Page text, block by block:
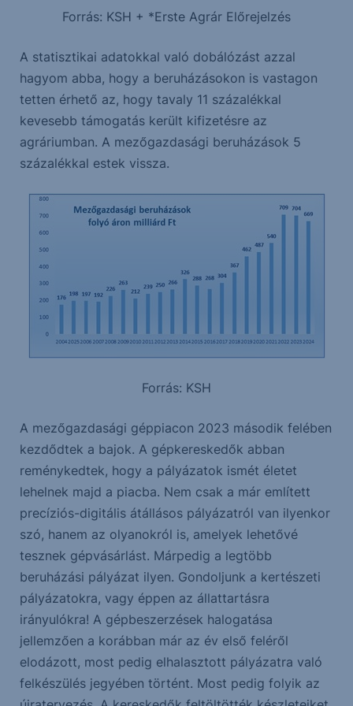
Forrás: KSH + *Erste Agrár Előrejelzés
A statisztikai adatokkal való dobálózást azzal
hagyom abba, hogy a beruházásokon is vastagon
tetten érhető az, hogy tavaly 11 százalékkal
kevesebb támogatás került kifizetésre az
agráriumban. A mezőgazdasági beruházások 5
százalékkal estek vissza.
Forrás: KSH
A mezőgazdasági géppiacon 2023 második felében
kezdődtek a bajok. A gépkereskedők abban
reménykedtek, hogy a pályázatok ismét életet
lehelnek majd a piacba. Nem csak a már említett
precíziós-digitális átállásos pályázatról van ilyenkor
szó, hanem az olyanokról is, amelyek lehetővé
tesznek gépvásárlást. Márpedig a legtöbb
beruházási pályázat ilyen. Gondoljunk a kertészeti
pályázatokra, vagy éppen az állattartásra
irányulókra! A gépbeszerzések halogatása
jellemzően a korábban már az év első feléről
elodázott, most pedig elhalasztott pályázatra való
felkészülés jegyében történt. Most pedig folyik az